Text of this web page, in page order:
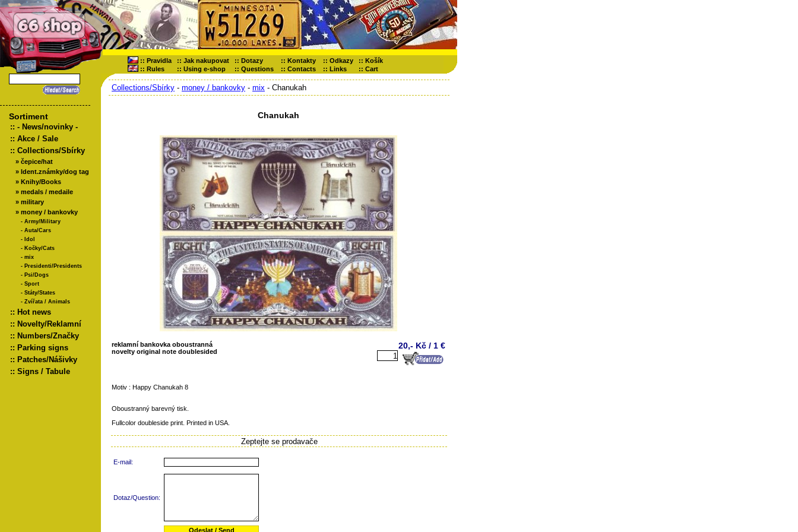
:: Pravidla :: Jak nakupovat :: Dotazy :: Kontakty :: Odkazy :: Košík
:: Rules :: Using e-shop :: Questions :: Contacts :: Links :: Cart
Sortiment
:: - News/novinky -
:: Akce / Sale
:: Collections/Sbírky
» čepice/hat
» Ident.známky/dog tag
» Knihy/Books
» medals / medaile
» military
» money / bankovky
- Army/Military
- Auta/Cars
- Idol
- Kočky/Cats
- mix
- Presidenti/Presidents
- Psi/Dogs
- Sport
- Státy/States
- Zvířata / Animals
:: Hot news
:: Novelty/Reklamní
:: Numbers/Značky
:: Parking signs
:: Patches/Nášivky
:: Signs / Tabule
Collections/Sbírky - money / bankovky - mix - Chanukah
Chanukah
reklamní bankovka oboustranná
novelty original note doublesided
20,- Kč / 1 €
Motiv : Happy Chanukah 8
Oboustranný barevný tisk.
Fullcolor doubleside print. Printed in USA.
Zeptejte se prodavače
E-mail:
Dotaz/Question: